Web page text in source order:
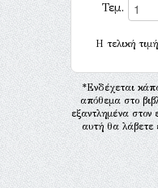
Τεμ.
H τελική
*Ενδέχεται
απόθεμα στο
εξαντλημένα στον
αυτή θα λάβετε